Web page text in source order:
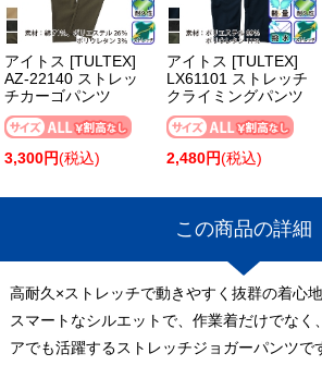
アイトス [TULTEX]
AZ-22140 ストレッ
チカーゴパンツ
3,300円(税込)
アイトス [TULTEX]
LX61101 ストレッチ
クライミングパンツ
2,480円(税込)
この商品の詳細
高耐久×ストレッチで動きやすく抜群の着心
スマートなシルエットで、作業着だけでなく
アでも活躍するストレッチジョガーパンツで